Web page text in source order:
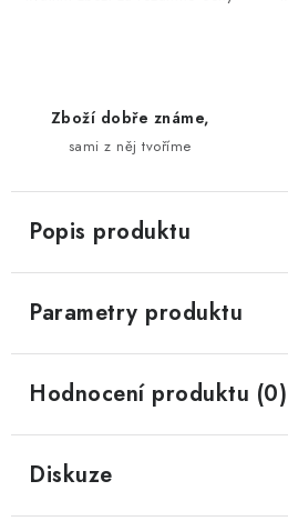
Zboží dobře známe,
sami z něj tvoříme
Popis produktu
Parametry produktu
Hodnocení produktu (0)
Diskuze